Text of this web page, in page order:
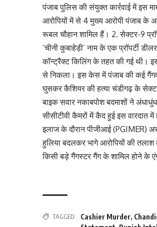
पंजाब पुलिस की संयुक्त कार्रवाई में इस
आरोपियों में से 4 मुख्य आरोपी पंजाब के
रूबल चौहान शामिल हैं। 2. सेक्टर-9
‘चीनी कुबाहेड़ी’ नाम के एक प्रॉपर्टी
कॉन्ट्रैक्ट किलिंग के तहत की गई थी।
से निकला। इस केस में पंजाब की कई
घुसकर कैशियर की हत्या चंडीगढ़ के
बाइक सवार नकाबपोश बदमाशों ने
सीसीटीवी कैमरों में कैद हुई इस वारदात
इलाज के दौरान पीजीआई (PGIMER)
हुलिया बदलकर भागे आरोपियों की
किसी बड़े गैंगस्टर गैंग के शामिल होने के
TAGGED: Cashier Murder,